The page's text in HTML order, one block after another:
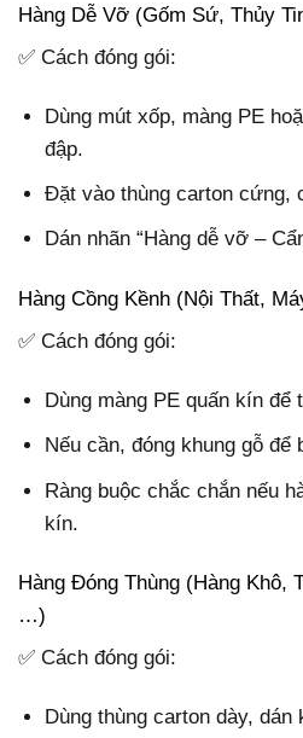
Hàng Dễ Vỡ (Gốm Sứ, Thủy
✅ Cách đóng gói:
Dùng mút xốp, màng PE
đập.
Đặt vào thùng carton cứng,
Dán nhãn “Hàng dễ vỡ –
Hàng Cồng Kềnh (Nội Thất,
✅ Cách đóng gói:
Dùng màng PE quấn kín
Nếu cần, đóng khung gỗ để
Ràng buộc chắc chắn nếu
kín.
Hàng Đóng Thùng (Hàng Khô,
…)
✅ Cách đóng gói:
Dùng thùng carton dày, dán